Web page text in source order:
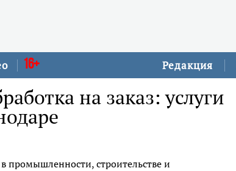
Редакция
16+
на заказ: услуги
промышленности, строительстве и